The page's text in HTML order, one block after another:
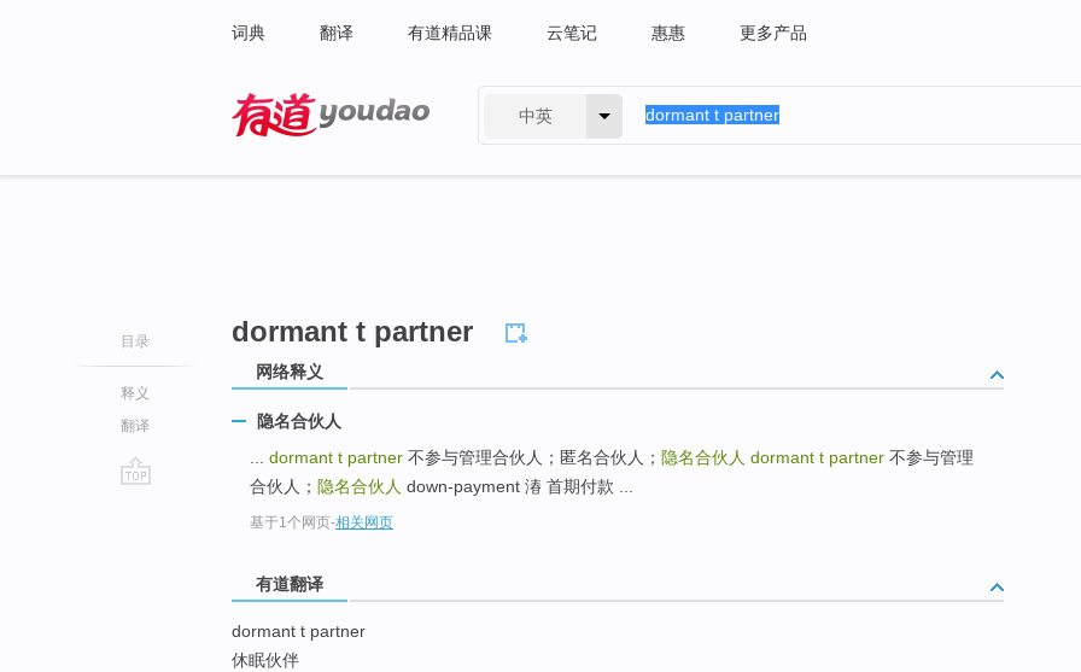
词典 翻译 有道精品课 云笔记 惠惠 更多产品
中英
目录
释义
翻译
dormant t partner
网络释义
隐名合伙人
dormant t partner 不参与管理合伙人；匿名合伙人； 隐名合伙人 dormant t partner 不参与管理
合伙人； 隐名合伙人 down-payment 湷 首期付款 ...
基于1个网页-相关网页
有道翻译
dormant t partner
休眠伙伴